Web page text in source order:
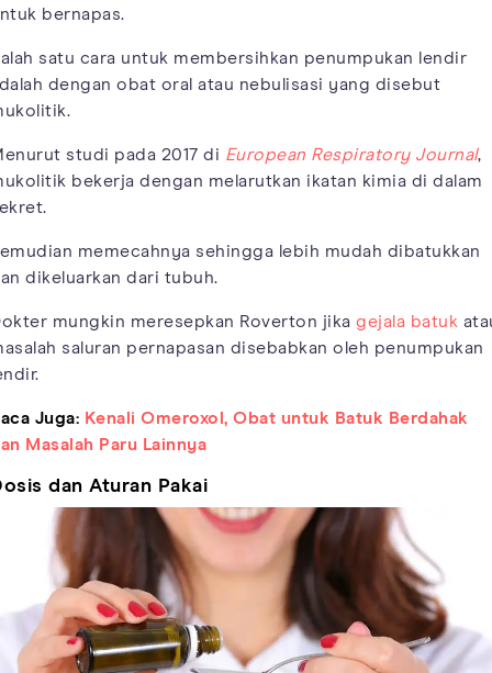
bernapas.
satu cara untuk membersihkan penumpukan lendir
dengan obat oral atau nebulisasi yang disebut
studi pada 2017 di European Respiratory Journal,
bekerja dengan melarutkan ikatan kimia di dalam
memecahnya sehingga lebih mudah dibatukkan
dikeluarkan dari tubuh.
mungkin meresepkan Roverton jika gejala batuk
saluran pernapasan disebabkan oleh penumpukan
Juga: Kenali Omeroxol, Obat untuk Batuk Berdahak
Masalah Paru Lainnya
dan Aturan Pakai